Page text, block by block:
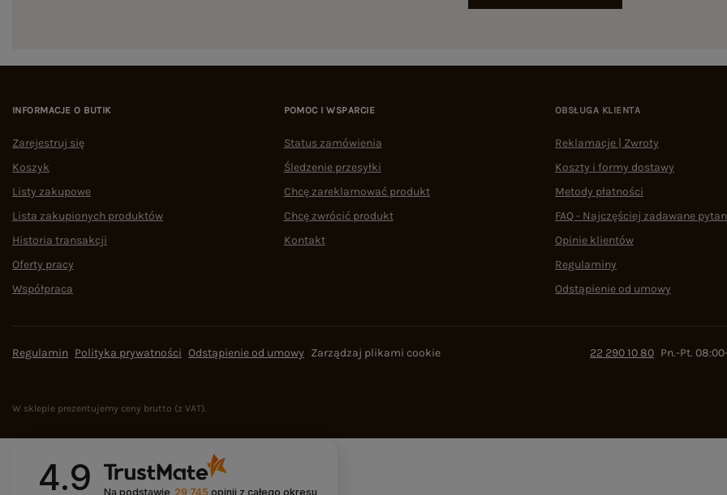
INFORMACJE O BUTIK
Zarejestruj się
Koszyk
Listy zakupowe
Lista zakupionych produktów
Historia transakcji
Oferty pracy
Współpraca
POMOC I WSPARCIE
Status zamówienia
Śledzenie przesyłki
Chcę zareklamować produkt
Chcę zwrócić produkt
Kontakt
OBSŁUGA KLIENTA
Reklamacje | Zwroty
Koszty i formy dostawy
Metody płatności
FAQ - Najczęściej zadawane
Opinie klientów
Regulaminy
Odstąpienie od umowy
Regulamin Polityka prywatności Odstąpienie od umowy Zarządzaj plikami cookie 22 290 10 80 Pn.-Pt.
W sklepie prezentujemy ceny brutto (z VAT).
4.9 Na podstawie 29 745 opinii z całego okresu